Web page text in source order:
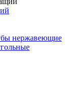
нержавеющие